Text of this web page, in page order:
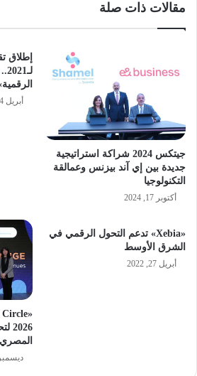
مقالات ذات صلة
جيتكس 2024 شراكة استراتيجية
جديدة بين إي آند بيزنس وعمالقة
التكنولوجيا
أكتوبر 17, 2024
إطلاق
أبريل 14, 2022
«Xebia» تدعم التحول الرقمي في
الشرق الأوسط
أبريل 27, 2022
ديسمبر 3, 2025